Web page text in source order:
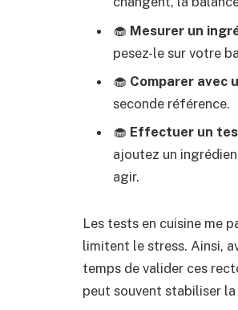
🧁 Mesurer un
pesez-le sur votre
🧁 Comparer avec
seconde référence.
🧁 Effectuer un
ajoutez un
agir.
Les tests en cuisine me
limitent le stress. Ainsi,
temps de valider ces
peut souvent stabiliser